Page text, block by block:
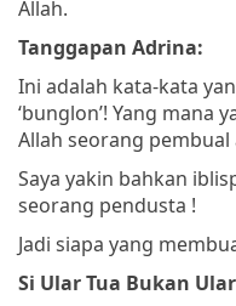
Allah.
Tanggapan Adrina:
Ini adalah kata-kata
‘bunglon’! Yang mana
Allah seorang
Saya yakin bahkan
seorang pendusta !
Jadi siapa yang
Si Ular Tua Bukan